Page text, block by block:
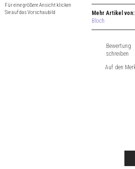
Für eine größere Ansicht klicken
Sie auf das Vorschaubild
Mehr Artikel von:
Bloch
Bewertung
schreiben